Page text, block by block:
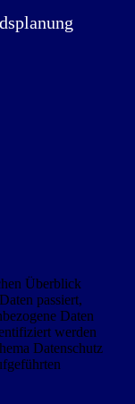
Überblick
passiert,
Daten
werden
Datenschutz